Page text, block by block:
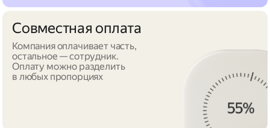
Совместная оплата
Компания оплачивает часть,
остальное — сотрудник.
Оплату можно разделить
в любых пропорциях